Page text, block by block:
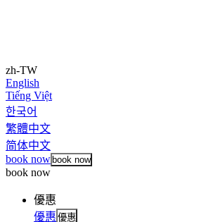
zh-TW
English
Tiếng Việt
한국어
繁體中文
简体中文
book now book now
book now
優惠
優惠 優惠